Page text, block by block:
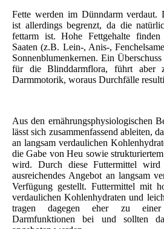
Fette werden im Dünndarm verdaut.
ist allerdings begrenzt, da die
fettarm ist. Hohe Fettgehalte
Saaten (z.B. Lein-, Anis-,
Sonnenblumenkernen. Ein
für die Blinddarmflora, führt aber
Darmmotorik, woraus Durchfälle
Aus den ernährungsphysiologischen
lässt sich zusammenfassend ableiten,
an langsam verdaulichen
die Gabe von Heu sowie
wird. Durch diese Futtermittel
ausreichendes Angebot an langsam
Verfügung gestellt. Futtermittel mit
verdaulichen Kohlenhydraten und
tragen dagegen eher zu einer
Darmfunktionen bei und sollten